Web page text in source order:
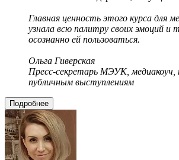
Главная ценность этого курса для
узнала всю палитру своих эмоций и
осознанно ей пользоваться.
Ольга Гиверская
Пресс-секретарь МЭУК, медиакоуч,
публичным выступлениям
Подробнее